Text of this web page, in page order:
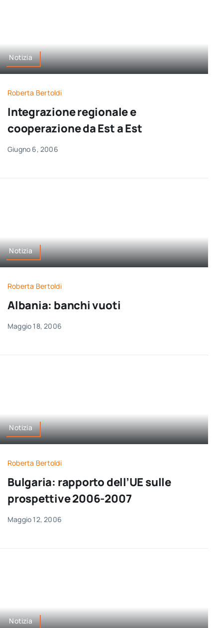
Notizia
Roberta Bertoldi
Integrazione regionale e
cooperazione da Est a Est
Giugno 6, 2006
Notizia
Roberta Bertoldi
Albania: banchi vuoti
Maggio 18, 2006
Notizia
Roberta Bertoldi
Bulgaria: rapporto dell’UE sulle
prospettive 2006-2007
Maggio 12, 2006
Notizia